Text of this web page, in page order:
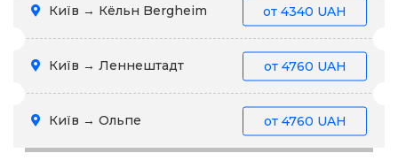
Київ → Кёльн Bergheim от 4340 UAH
Київ → Леннештадт от 4760 UAH
Київ → Ольпе от 4760 UAH